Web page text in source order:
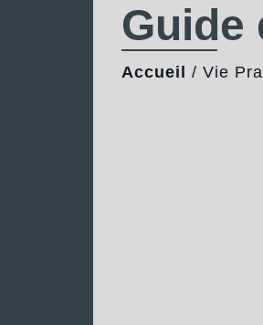
Guide
Accueil / Vie